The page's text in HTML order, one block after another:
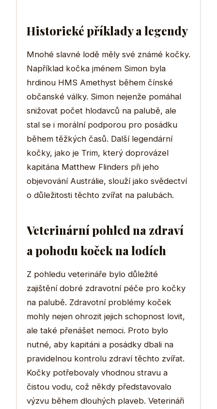
Historické příklady a legendy
Mnohé slavné lodě měly své známé kočky.
Například kočka jménem Simon byla
hrdinou HMS Amethyst během čínské
občanské války. Simon nejenže pomáhal
snižovat počet hlodavců na palubě, ale
stal se i morální podporou pro posádku
během těžkých časů. Další legendární
kočky, jako je Trim, který doprovázel
kapitána Matthew Flinders při jeho
objevování Austrálie, slouží jako svědectví
o důležitosti těchto zvířat na palubách.
Veterinární pohled na zdraví
a pohodu koček na lodích
Z pohledu veterináře bylo důležité
zajištění dobré zdravotní péče pro kočky
na palubě. Zdravotní problémy koček
mohly nejen ohrozit jejich schopnost lovit,
ale také přenášet nemoci. Proto bylo
nutné, aby kapitáni a posádky dbali na
pravidelnou kontrolu zdraví těchto zvířat.
Kočky potřebovaly vhodnou stravu a
čistou vodu, což někdy představovalo
výzvu během dlouhých plaveb. Veterináři